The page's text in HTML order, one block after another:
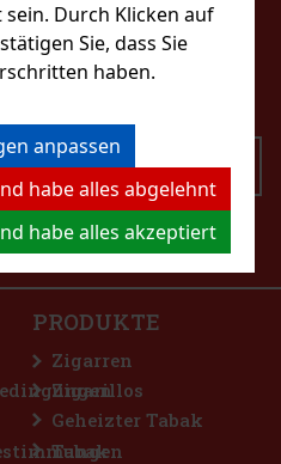
sein. Durch Klicken auf
Sie, dass Sie
haben.
anpassen
habe alles abgelehnt
habe alles akzeptiert
SENDEN
personenbezogener
UNS
1544737
PRODUKTE
Zigarren
Zigarillos
Geheizter Tabak
Tabak